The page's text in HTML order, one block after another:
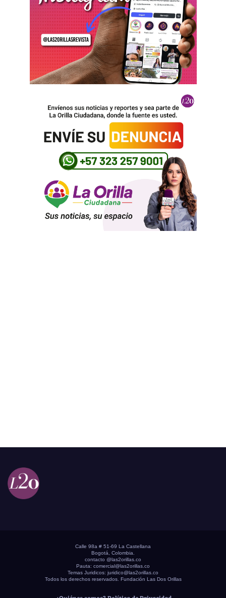
Calle 98a # 51-69 La Castellana
Bogotá, Colombia.
contacto @las2orillas.co
Pauta: comercial@las2orillas.co
Temas Juridicos: juridico@las2orillas.co
Todos los derechos reservados. Fundación Las Dos Orillas